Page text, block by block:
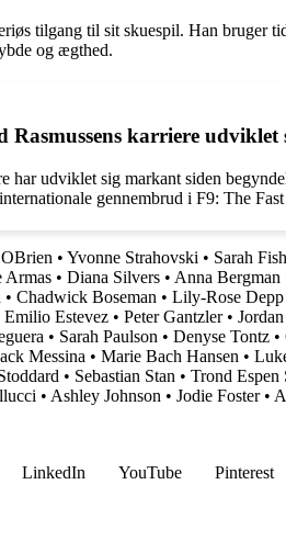
tilgang til sit skuespil. Han bruger
og ægthed.
karriere
har udviklet sig markant siden
gennembrud i F9: The
• Yvonne Strahovski • Sarah
Armas • Diana Silvers • Anna Bergman
• Chadwick Boseman • Lily-Rose Depp
Emilio Estevez • Peter Gantzler•
• Sarah Paulson • Denyse Tontz •
Messina • Marie Bach Hansen •
• Sebastian Stan • Trond Espen
• Ashley Johnson • Jodie Foster•
LinkedIn YouTube Pinterest